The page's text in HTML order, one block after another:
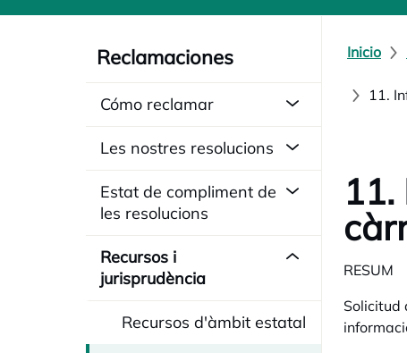
Reclamaciones
Cómo reclamar
Les nostres resolucions
Estat de compliment de
les resolucions
Recursos i
jurisprudència
Recursos d'àmbit estatal
Inicio
11.
RESUM
Solicitud